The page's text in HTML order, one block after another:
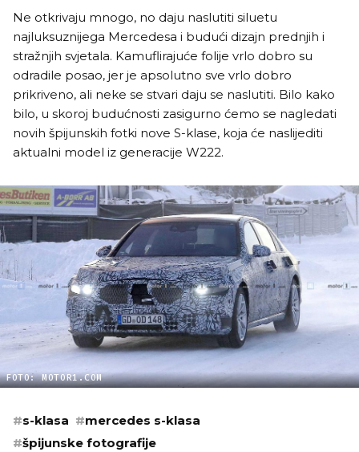
Ne otkrivaju mnogo, no daju naslutiti siluetu
najluksuznijega Mercedesa i budući dizajn prednjih i
stražnjih svjetala. Kamuflirajuće folije vrlo dobro su
odradile posao, jer je apsolutno sve vrlo dobro
prikriveno, ali neke se stvari daju se naslutiti. Bilo kako
bilo, u skoroj budućnosti zasigurno ćemo se nagledati
novih špijunskih fotki nove S-klase, koja će naslijediti
aktualni model iz generacije W222.
FOTO: MOTOR1.COM
#s-klasa #mercedes s-klasa
#špijunske fotografije